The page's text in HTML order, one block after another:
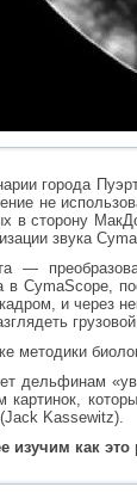
города
не
в сторону
звука
—
в CymaScope,
и через
методики
дельфинам
Kassewitz).
изучим как это